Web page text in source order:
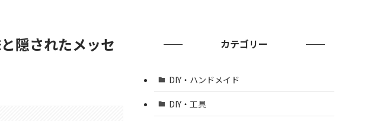
隠されたメッセ
カテゴリー
DIY・ハンドメイド
DIY・工具